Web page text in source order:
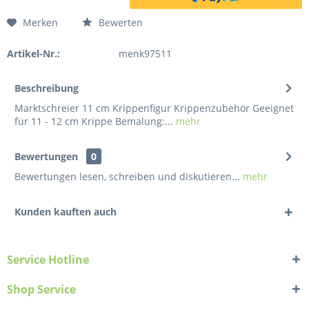
Merken Bewerten
Artikel-Nr.: menk97511
Beschreibung
Marktschreier 11 cm Krippenfigur Krippenzubehör Geeignet
für 11 - 12 cm Krippe Bemalung:... mehr
Bewertungen
0
Bewertungen lesen, schreiben und diskutieren... mehr
Kunden kauften auch
Service Hotline
Shop Service